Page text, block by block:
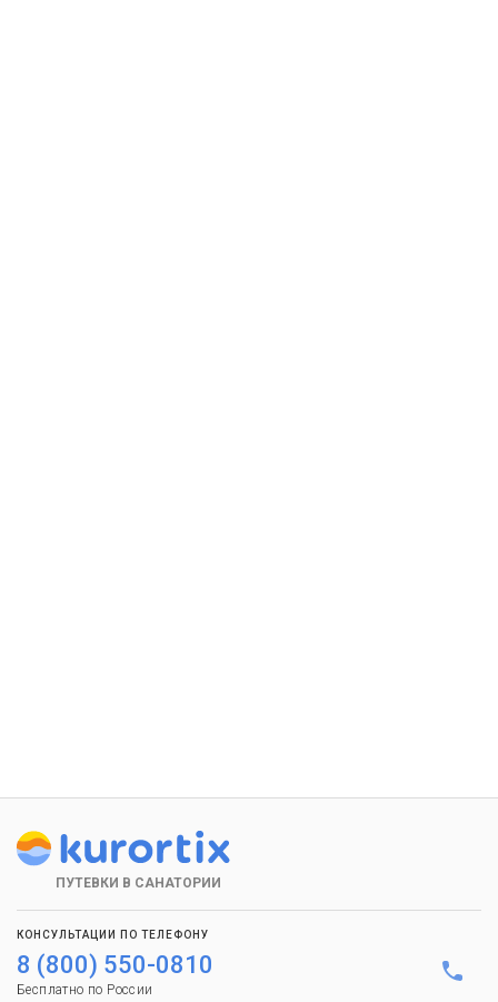
ПУТЕВКИ В САНАТОРИИ
КОНСУЛЬТАЦИИ ПО ТЕЛЕФОНУ
8 (800) 550-0810
Бесплатно по России